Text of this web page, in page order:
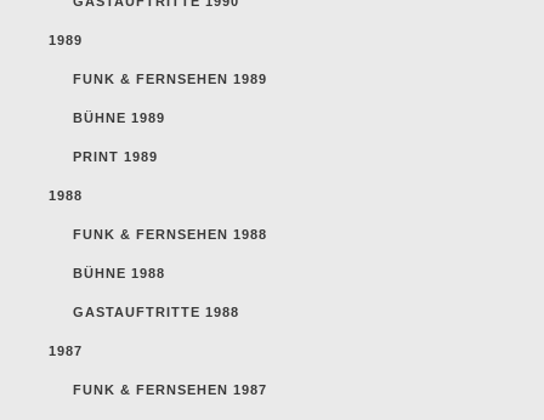
1989
FUNK & FERNSEHEN 1989
BÜHNE 1989
PRINT 1989
1988
FUNK & FERNSEHEN 1988
BÜHNE 1988
GASTAUFTRITTE 1988
1987
FUNK & FERNSEHEN 1987